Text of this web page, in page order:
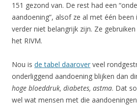
151 gezond van. De rest had een
aandoening”, alsof ze al met één
verder niet belangrijk zijn. Ze
het RIVM.
Nou is de tabel daarover veel
onderliggend aandoening blijken dan
hoge bloeddruk, diabetes, astma. Dat
wel wat mensen met die